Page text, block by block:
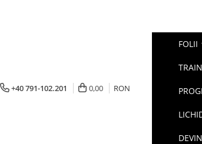
+40 791-102.201 0,00 RON
FOLII